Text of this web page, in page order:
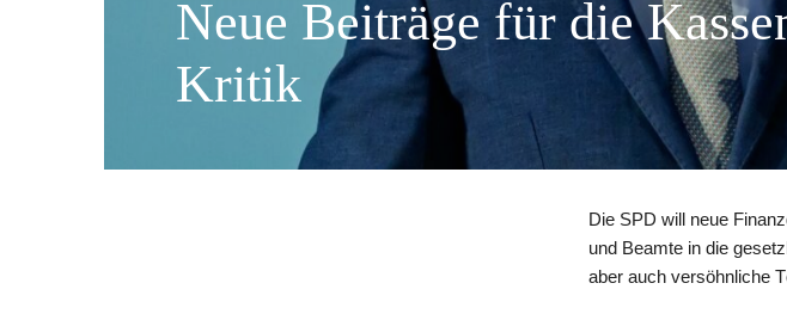
Neue Beiträge für die
Kritik
Die SPD will neue
und Beamte in die
aber auch versöhnliche